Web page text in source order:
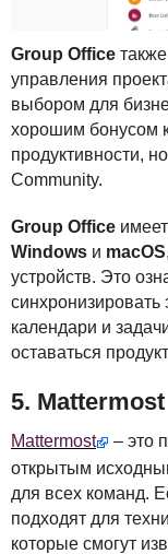
Group Office
управления
выбором для
хорошим бонусом
продуктивности,
Community.
Group Office
Windows и macOS
устройств. Это
синхронизировать
календари и
оставаться
5. Mattermost
Mattermost
– это
открытым
для всех команд.
подходят для
которые смогут